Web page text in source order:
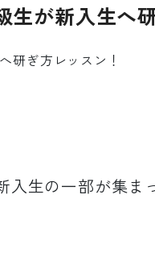
生が新入生へ
生の一部が集ま